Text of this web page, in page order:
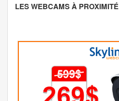
LES WEBCAMS À PROXIMITÉ